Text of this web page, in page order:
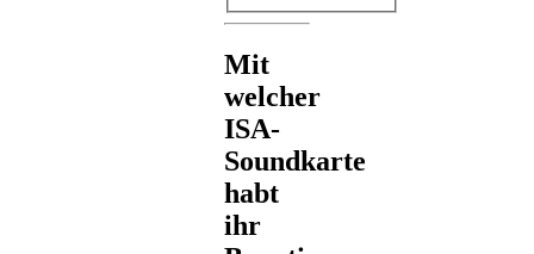
Mit
welcher
ISA-
Soundkarte
habt
ihr